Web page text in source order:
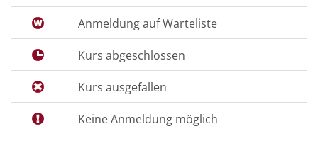
Anmeldung auf Warteliste
Kurs abgeschlossen
Kurs ausgefallen
Keine Anmeldung möglich